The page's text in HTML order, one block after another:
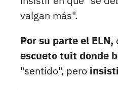
valgan más".
Por su parte el ELN,
escueto tuit donde
"sentido", pero